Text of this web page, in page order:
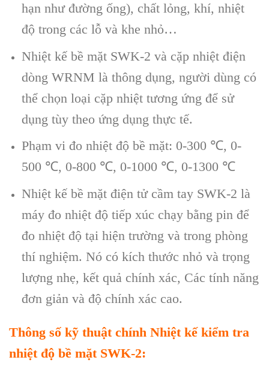
hạn như đường ống), chất lỏng, khí, nhiệt
độ trong các lỗ và khe nhỏ…
Nhiệt kế bề mặt SWK-2 và cặp nhiệt điện
dòng WRNM là thông dụng, người dùng có
thể chọn loại cặp nhiệt tương ứng để sử
dụng tùy theo ứng dụng thực tế.
Phạm vi đo nhiệt độ bề mặt: 0-300 ℃, 0-
500 ℃, 0-800 ℃, 0-1000 ℃, 0-1300 ℃
Nhiệt kế bề mặt điện tử cầm tay SWK-2 là
máy đo nhiệt độ tiếp xúc chạy bằng pin để
đo nhiệt độ tại hiện trường và trong phòng
thí nghiệm. Nó có kích thước nhỏ và trọng
lượng nhẹ, kết quả chính xác, Các tính năng
đơn giản và độ chính xác cao.
Thông số kỹ thuật chính Nhiệt kế kiểm tra
nhiệt độ bề mặt SWK-2: